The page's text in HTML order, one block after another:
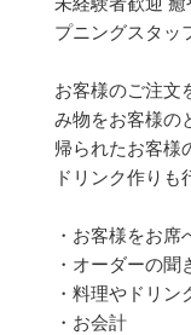
プニングスタッ
お客様のご注文
み物をお客様の
帰られたお客様
ドリンク作りも
・お客様をお席
・オーダーの聞
・料理やドリン
・お会計